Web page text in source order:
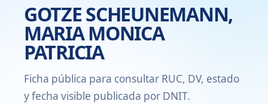
GOTZE SCHEUNEMANN,
MARIA MONICA
PATRICIA
Ficha pública para consultar RUC, DV, estado
y fecha visible publicada por DNIT.